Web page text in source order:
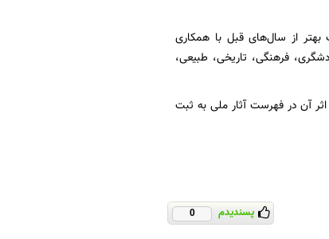
از سال‌های قبل با همکاری
فرهنگی، تاریخی، طبیعی،
به گزارش ایرنا؛ تاکنون بیش از ۳۰۰ اثر و بنای تاریخی در شهرستان ملایر شناسایی شده که بیش از ۲۴۰ اثر آن در فهرست آثار ملی به ثبت
پسندیدم 0